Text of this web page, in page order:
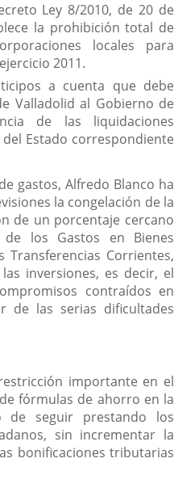
Ley 8/2010, de 20 de
la prohibición total de
locales para
2011.
a cuenta que debe
Valladolid al Gobierno de
de las liquidaciones
Estado correspondiente
gastos, Alfredo Blanco ha
la congelación de la
de un porcentaje cercano
los Gastos en Bienes
Transferencias Corrientes,
inversiones, es decir, el
contraídos en
de las serias dificultades
importante en el
fórmulas de ahorro en la
de seguir prestando los
sin incrementar la
bonificaciones tributarias